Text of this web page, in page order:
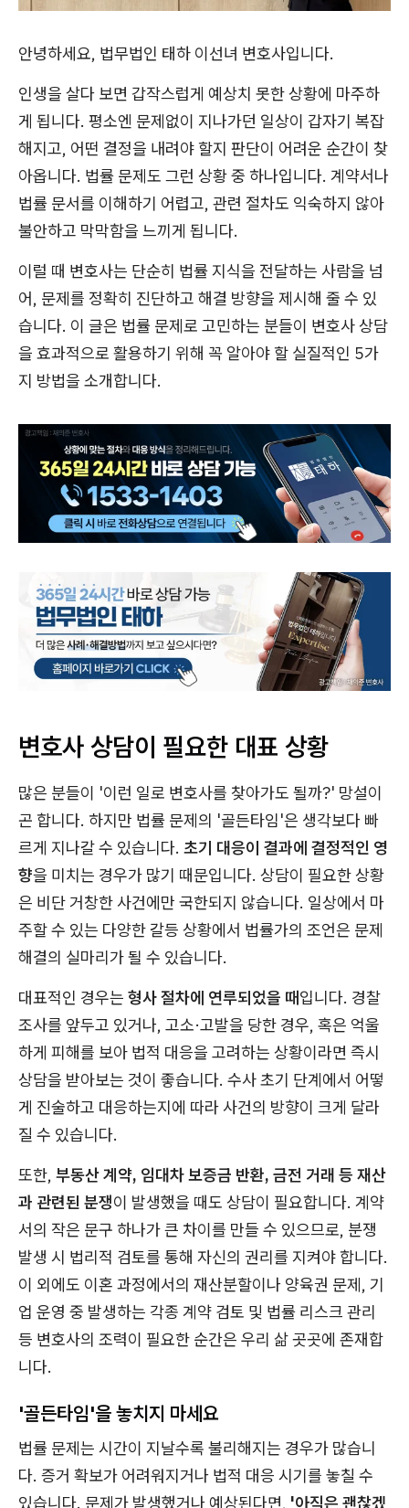
안녕하세요, 법무법인 태하 이선녀 변호사입니다.
인생을 살다 보면 갑작스럽게 예상치 못한 상황에 마주하
게 됩니다. 평소엔 문제없이 지나가던 일상이 갑자기 복잡
해지고, 어떤 결정을 내려야 할지 판단이 어려운 순간이 찾
아옵니다. 법률 문제도 그런 상황 중 하나입니다. 계약서나
법률 문서를 이해하기 어렵고, 관련 절차도 익숙하지 않아
불안하고 막막함을 느끼게 됩니다.
이럴 때 변호사는 단순히 법률 지식을 전달하는 사람을 넘
어, 문제를 정확히 진단하고 해결 방향을 제시해 줄 수 있
습니다. 이 글은 법률 문제로 고민하는 분들이 변호사 상담
을 효과적으로 활용하기 위해 꼭 알아야 할 실질적인 5가
지 방법을 소개합니다.
변호사 상담이 필요한 대표 상황
많은 분들이 '이런 일로 변호사를 찾아가도 될까?' 망설이
곤 합니다. 하지만 법률 문제의 '골든타임'은 생각보다 빠
르게 지나갈 수 있습니다. 초기 대응이 결과에 결정적인 영
향을 미치는 경우가 많기 때문입니다. 상담이 필요한 상황
은 비단 거창한 사건에만 국한되지 않습니다. 일상에서 마
주할 수 있는 다양한 갈등 상황에서 법률가의 조언은 문제
해결의 실마리가 될 수 있습니다.
대표적인 경우는 형사 절차에 연루되었을 때입니다. 경찰
조사를 앞두고 있거나, 고소·고발을 당한 경우, 혹은 억울
하게 피해를 보아 법적 대응을 고려하는 상황이라면 즉시
상담을 받아보는 것이 좋습니다. 수사 초기 단계에서 어떻
게 진술하고 대응하는지에 따라 사건의 방향이 크게 달라
질 수 있습니다.
또한, 부동산 계약, 임대차 보증금 반환, 금전 거래 등 재산
과 관련된 분쟁이 발생했을 때도 상담이 필요합니다. 계약
서의 작은 문구 하나가 큰 차이를 만들 수 있으므로, 분쟁
발생 시 법리적 검토를 통해 자신의 권리를 지켜야 합니다.
이 외에도 이혼 과정에서의 재산분할이나 양육권 문제, 기
업 운영 중 발생하는 각종 계약 검토 및 법률 리스크 관리
등 변호사의 조력이 필요한 순간은 우리 삶 곳곳에 존재합
니다.
'골든타임'을 놓치지 마세요
법률 문제는 시간이 지날수록 불리해지는 경우가 많습니
다. 증거 확보가 어려워지거나 법적 대응 시기를 놓칠 수
있습니다. 문제가 발생했거나 예상된다면, '아직은 괜찮겠